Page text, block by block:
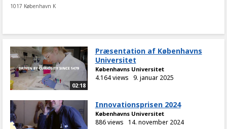
1017 København K
02:18
Præsentation af Københavns
Universitet
Københavns Universitet
4.164 views 9. januar 2025
Innovationsprisen 2024
Københavns Universitet
886 views 14. november 2024